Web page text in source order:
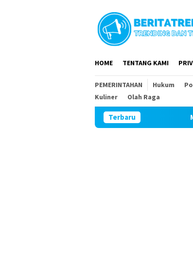
HOME TENTANG KAMI
PEMERINTAHAN Hukum
Kuliner
Olah Raga
TerbaruMantan Wakil